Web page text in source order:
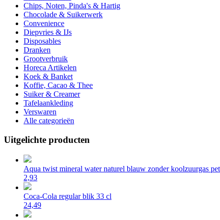
Chips, Noten, Pinda's & Hartig
Chocolade & Suikerwerk
Convenience
Diepvries & IJs
Disposables
Dranken
Grootverbruik
Horeca Artikelen
Koek & Banket
Koffie, Cacao & Thee
Suiker & Creamer
Tafelaankleding
Verswaren
Alle categorieën
Uitgelichte producten
Aqua twist mineral water naturel blauw zonder koolzuurgas
2,93
Coca-Cola regular blik 33 cl
24,49